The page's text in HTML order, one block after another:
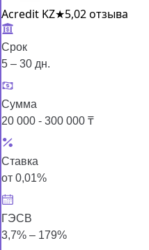
Acredit KZ★5,02 отзыва
Срок
5 – 30 дн.
Сумма
20 000 - 300 000 ₸
Ставка
от 0,01%
ГЭСВ
3,7% – 179%